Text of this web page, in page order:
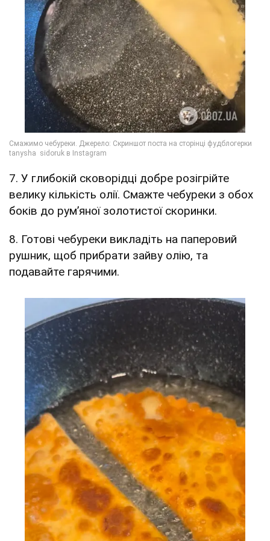
7. У глибокій сковорідці добре розігрійте
велику кількість олії. Смажте чебуреки з обох
боків до рум’яної золотистої скоринки.
8. Готові чебуреки викладіть на паперовий
рушник, щоб прибрати зайву олію, та
подавайте гарячими.